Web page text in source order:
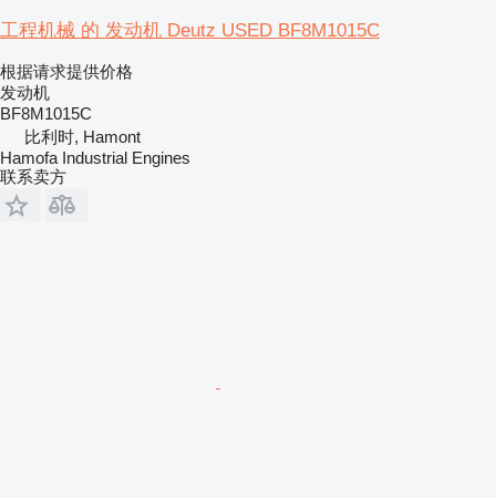
工程机械 的 发动机 Deutz USED BF8M1015C
根据请求提供价格
发动机
BF8M1015C
比利时, Hamont
Hamofa Industrial Engines
联系卖方